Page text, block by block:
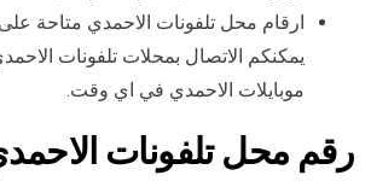
ارقام محل تلفونات الاحمدي متاحة
يمكنكم الاتصال بمحلات تلفونات
موبايلات الاحمدي في اي وقت.
رقم محل تلفونات